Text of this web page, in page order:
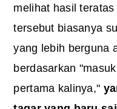
melihat hasil
tersebut biasanya
yang lebih berguna
berdasarkan
pertama kalinya,"